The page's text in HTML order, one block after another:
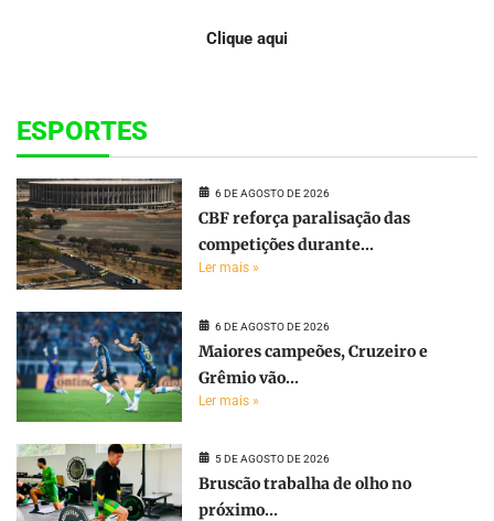
Clique aqui
ESPORTES
6 DE AGOSTO DE 2026
CBF reforça paralisação das
competições durante...
Ler mais »
6 DE AGOSTO DE 2026
Maiores campeões, Cruzeiro e
Grêmio vão...
Ler mais »
5 DE AGOSTO DE 2026
Bruscão trabalha de olho no
próximo...